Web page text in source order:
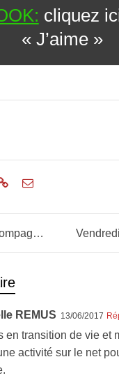
cliquez
« J’aime »
de marché?
REMUS 13/06/2017
en transition de vie et
activité sur le net